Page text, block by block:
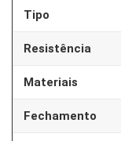
Tipo
Resistência
Materiais
Fechamento